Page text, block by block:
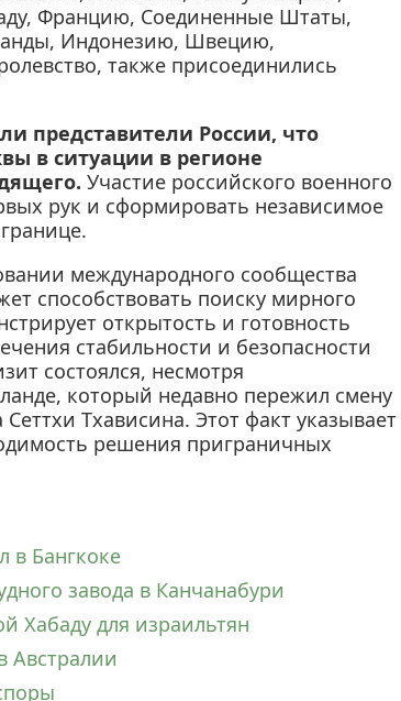
Францию, Соединенные Штаты,
Индонезию, Швецию,
также присоединились
представители России, что
в ситуации в регионе
Участие российского военного
рук и сформировать независимое
международного сообщества
способствовать поиску мирного
открытость и готовность
стабильности и безопасности
состоялся, несмотря
который недавно пережил смену
Тхависина. Этот факт указывает
решения приграничных
в Бангкоке
завода в Канчанабури
Хабаду для израильтян
Австралии